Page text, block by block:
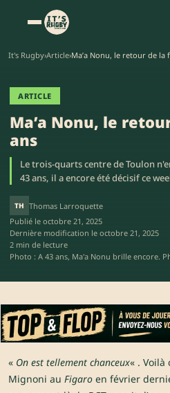
It's Rugby›Article›Ma’a Nonu, le retour de la
ARTICLE
Ma’a Nonu, le
ans
Le trois-quarts centre de Toulon
43 ans, il a encore été décisif ce
TH Thomas Larroquette
Publié le octobre 21, 2025
Dernière modification le octobre 21, 2025
2 min de lecture
Photo : A 43 ans, Ma'a Nonu brille encore.
« On est tellement chanceux« . Voilà
Mignoni au Figaro en février